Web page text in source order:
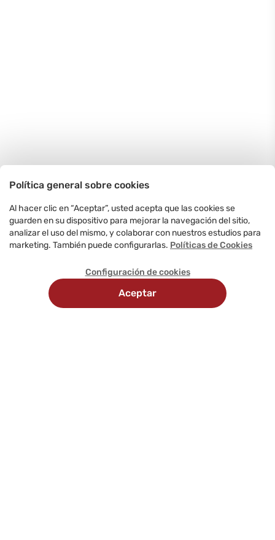
Política general sobre cookies
Al hacer clic en “Aceptar”, usted acepta que las cookies se
guarden en su dispositivo para mejorar la navegación del sitio,
analizar el uso del mismo, y colaborar con nuestros estudios para
marketing. También puede configurarlas. Políticas de Cookies
Configuración de cookies
Aceptar